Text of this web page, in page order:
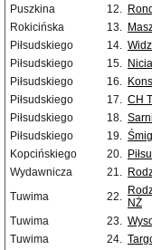
Puszkina
12.
Rokicińska
13.
Piłsudskiego
14.
Piłsudskiego
15.
Piłsudskiego
16.
Piłsudskiego
17. CH
Piłsudskiego
18.
Piłsudskiego
19.
Kopcińskiego
20.
Wydawnicza
21.
Tuwima
22. NŻ
Tuwima 23.
Tuwima
24.